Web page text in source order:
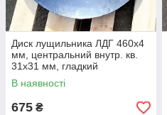
Диск лущильника ЛДГ 460х4
мм, центральний внутр. кв.
31х31 мм, гладкий
В наявності
675 ₴